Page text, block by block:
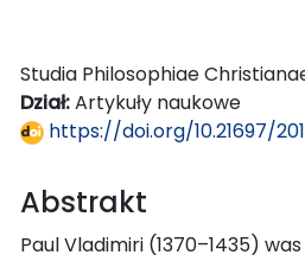
Studia Philosophiae
Dział:Artykuły naukowe
https://doi.org/10.21697/
Abstrakt
Paul Vladimiri (1370–1435)